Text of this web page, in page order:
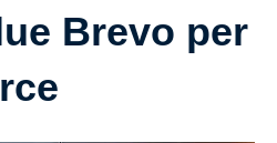
Brevo per